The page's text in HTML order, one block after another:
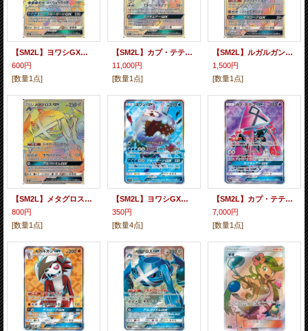
【SM2L】ヨワシGX【HR】
600円
[数量1点]
【SM2L】カプ・テテフGX【HR】
11,000円
[数量1点]
【SM2L】ルガルガンGX【HR】
1,500円
[数量1点]
【SM2L】メタグロスGX【HR】
800円
[数量1点]
【SM2L】ヨワシGX【SR】
350円
[数量4点]
【SM2L】カプ・テテフGX【SR】
7,000円
[数量1点]